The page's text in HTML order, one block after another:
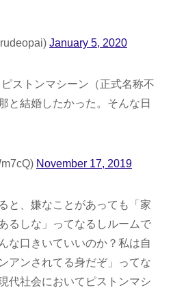
January 5, 2020
ストンマシーン（正式名称不
と結婚したかった。そんな日
November 17, 2019
と、嫌なことがあっても「家
るしな」ってなるしルームで
な口きいていいのか？私は自
アンされてる身だぞ」ってな
代社会においてピストンマシ